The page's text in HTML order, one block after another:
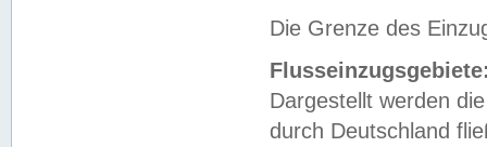
Die Grenze des
Dargestellt werden
durch Deutschland